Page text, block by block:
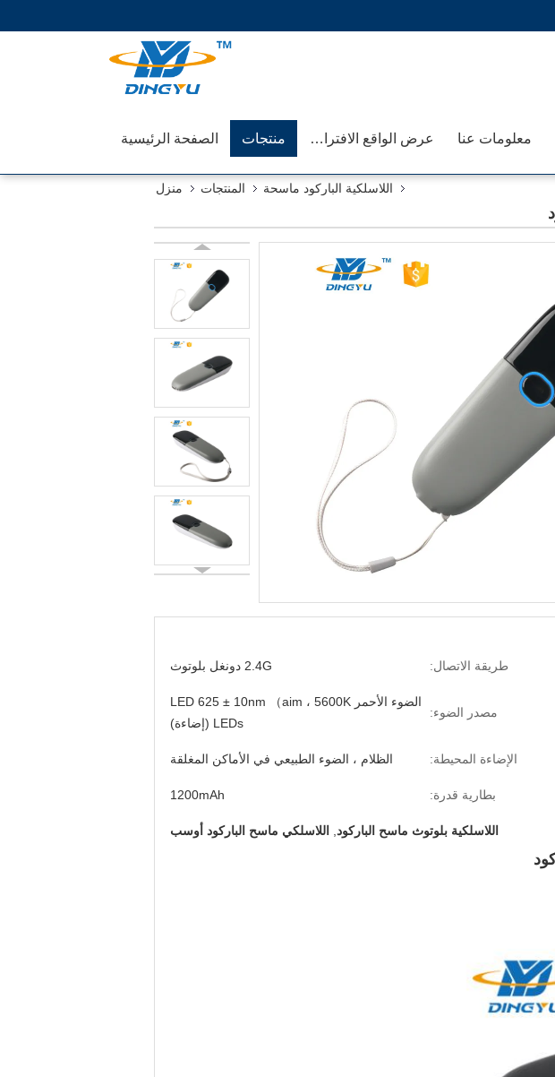
الصفحة الرئيسية منتجات عرض الواقع الافتراضي معلومات عنا
منزل المنتجات اللاسلكية الباركود ماسحة
طريقة الاتصال: 2.4G دونغل بلوتوث
مصدر الضوء:
الضوء الأحمر LED 625 ± 10nm （aim ، 5600K
LEDs (إضاءة)
الإضاءة المحيطة: الظلام ، الضوء الطبيعي في الأماكن المغلقة
بطارية قدرة: 1200mAh
اللاسلكية بلوتوث ماسح الباركود اللاسلكي ماسح الباركود أوسب